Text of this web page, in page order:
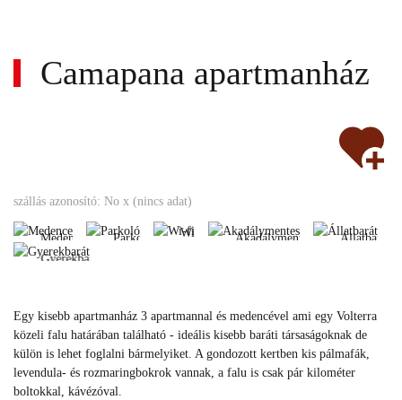
Camapana apartmanház
szállás azonosító: No x (nincs adat)
Medence
Medence
Parkoló
Parkoló
fi
Wi-
Akadálymentes Állatbarát
Gyerekbarát
Gyerekbarát
Egy kisebb apartmanház 3 apartmannal és medencével ami egy Volterra
közeli falu határában található - ideális kisebb baráti társaságoknak de
külön is lehet foglalni bármelyiket. A gondozott kertben kis pálmafák,
levendula- és rozmaringbokrok vannak, a falu is csak pár kilométer
boltokkal, kávézóval.